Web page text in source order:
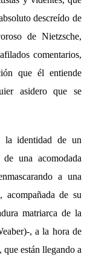
descreído de
de Nietzsche,
comentarios,
que él entiende
asidero que se
la identidad de un
una acomodada
a una
acompañada de su
matriarca de la
, a la hora de
están llegando a